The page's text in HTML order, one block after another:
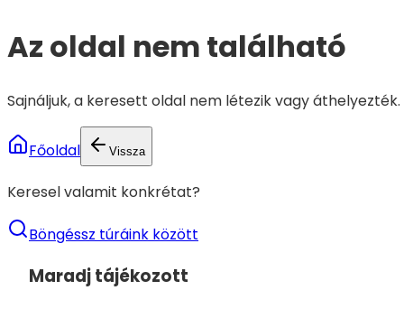
Az oldal nem található
Sajnáljuk, a keresett oldal nem létezik vagy áthelyezték.
Főoldal Vissza
Keresel valamit konkrétat?
Böngéssz túráink között
Maradj tájékozott